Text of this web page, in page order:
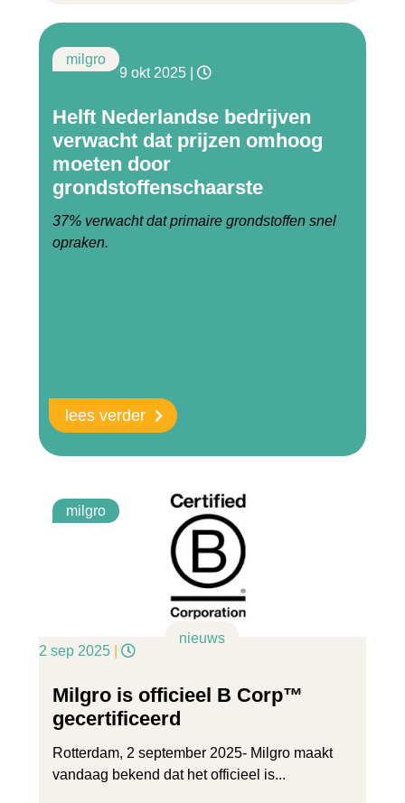
milgro
9 okt 2025
Helft Nederlandse bedrijven
verwacht dat prijzen omhoog
moeten door
grondstoffenschaarste
37% verwacht dat primaire grondstoffen snel
opraken.
lees verder
milgro
nieuws
2 sep 2025
Milgro is officieel B Corp™
gecertificeerd
Rotterdam, 2 september 2025- Milgro maakt
vandaag bekend dat het officieel is...